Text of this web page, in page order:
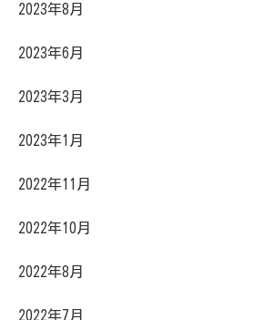
2023年8月
2023年6月
2023年3月
2023年1月
2022年11月
2022年10月
2022年8月
2022年7月